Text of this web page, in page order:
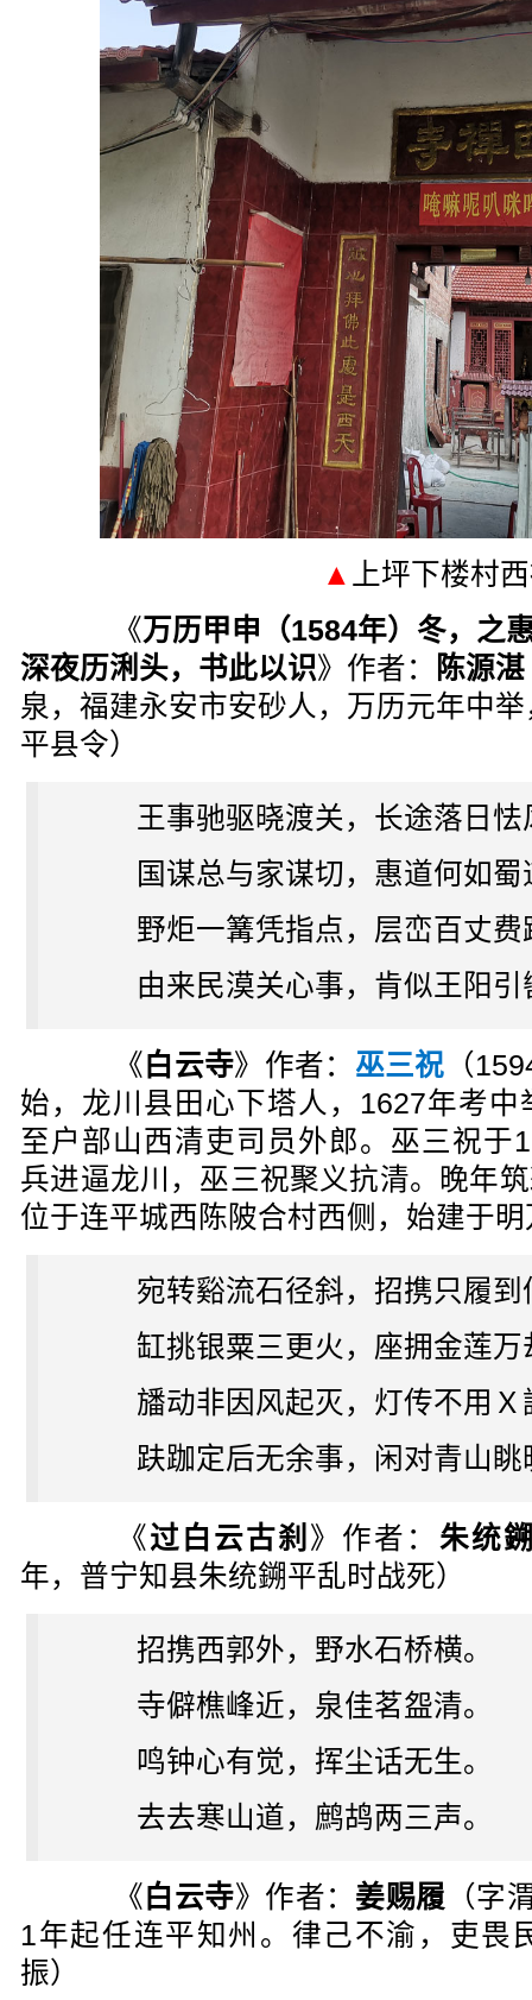
▲
上坪下楼村
《万历甲申（1584年）冬，之
深夜历浰头，书此以识》作者： 陈源湛
泉，福建永安市安砂人，万历元年中
平县令）
王事驰驱晓渡关，长途落日怯
国谋总与家谋切，惠道何如蜀
野炬一篝凭指点，层峦百丈费
由来民漠关心事，肯似王阳引
《 白云寺》作者： 巫三祝 （
始，龙川县田心下塔人，1627年考
至户部山西清吏司员外郎。巫三祝于
兵进逼龙川，巫三祝聚义抗清。晚年
位于连平城西陈陂合村西侧，始建于
宛转谿流石径斜，招携只履到
缸挑银粟三更火，座拥金莲万
旙动非因风起灭，灯传不用Ｘ
趺跏定后无余事，闲对青山眺
《过白云古刹 》作者： 朱统
年，普宁知县朱统鎙平乱时战死）
招携西郭外，野水石桥横。
寺僻樵峰近，泉佳茗盌清。
鸣钟心有觉，挥尘话无生。
去去寒山道，鹧鸪两三声。
《 白云寺》作者： 姜赐履 （字
1年起任连平知州。律己不渝，吏畏
振）